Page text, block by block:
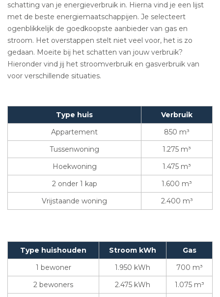
schatting van je energieverbruik in. Hierna vind je een lijst
met de beste energiemaatschappijen. Je selecteert
ogenblikkelijk de goedkoopste aanbieder van gas en
stroom. Het overstappen stelt niet veel voor, het is zo
gedaan. Moeite bij het schatten van jouw verbruik?
Hieronder vind jij het stroomverbruik en gasverbruik van
voor verschillende situaties.
Type huis
Verbruik
Appartement
850 m³
Tussenwoning
1.275 m³
Hoekwoning
1.475 m³
2 onder 1 kap
1.600 m³
Vrijstaande woning
2.400 m³
Type huishouden Stroom kWh
Gas
1 bewoner
1.950 kWh
700 m³
2 bewoners
2.475 kWh
1.075 m³